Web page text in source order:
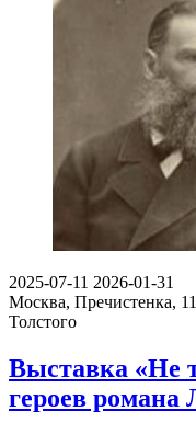
2025-07-11 2026-01-31
Москва, Пречистенка,
Толстого
Выставка «Не
героев романа